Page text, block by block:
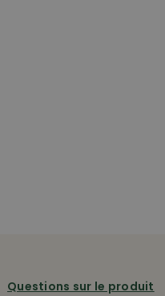
Questions sur le produit